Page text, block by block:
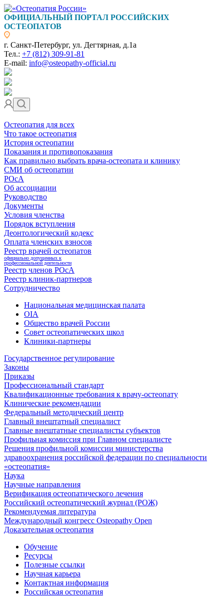
ОФИЦИАЛЬНЫЙ ПОРТАЛ РОССИЙСКИХ
ОСТЕОПАТОВ
г. Санкт-Петербург, ул. Дегтярная, д.1а
Тел.: +7 (812) 309-91-81
E-mail: info@osteopathy-official.ru
Остеопатия для всех
Что такое остеопатия
История остеопатии
Показания и противопоказания
Как правильно выбрать врача-остеопата и клинику
СМИ об остеопатии
РОсА
Об ассоциации
Руководство
Документы
Условия членства
Порядок вступления
Деонтологический кодекс
Оплата членских взносов
Реестр врачей остеопатов
официально допущенных к
профессиональной деятельности
Реестр членов РОсА
Реестр клиник-партнеров
Сотрудничество
Национальная медицинская палата
OIA
Общество врачей России
Совет остеопатических школ
Клиники-партнеры
Государственное регулирование
Законы
Приказы
Профессиональный стандарт
Квалификационные требования к врачу-остеопату
Клинические рекомендации
Федеральный методический центр
Главный внештатный специалист
Главные внештатные специалисты субъектов
Профильная комиссия при Главном специалисте
Решения профильной комиссии министерства
здравоохранения российской федерации по специальности
«остеопатия»
Наука
Научные направления
Верификация остеопатического лечения
Российский остеопатический журнал (РОЖ)
Рекомендуемая литература
Международный конгресс Osteopathy Open
Доказательная остеопатия
Обучение
Ресурсы
Полезные ссылки
Научная карьера
Контактная информация
Российская остеопатия